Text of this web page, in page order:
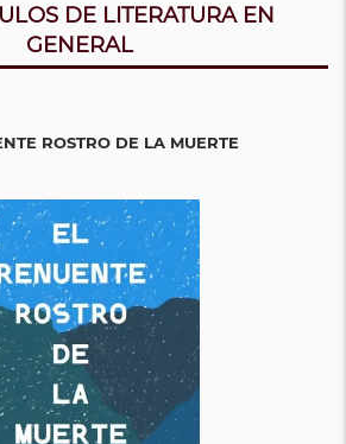
DE LITERATURA EN
GENERAL
ROSTRO DE LA MUERTE